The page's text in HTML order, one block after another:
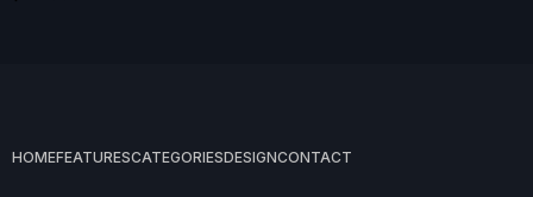
HOMEFEATURESCATEGORIESDESIGNCONTACT